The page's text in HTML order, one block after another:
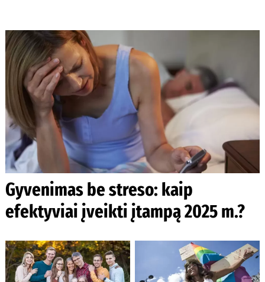
Gyvenimas be streso: kaip
efektyviai įveikti įtampą 2025 m.?